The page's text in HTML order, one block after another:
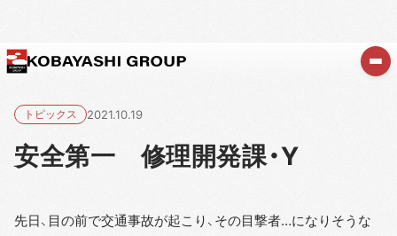
トピックス 2021.10.19
安全第一 修理開発課・Y
先日、目の前で交通事故が起こり、その目撃者…になりそうな